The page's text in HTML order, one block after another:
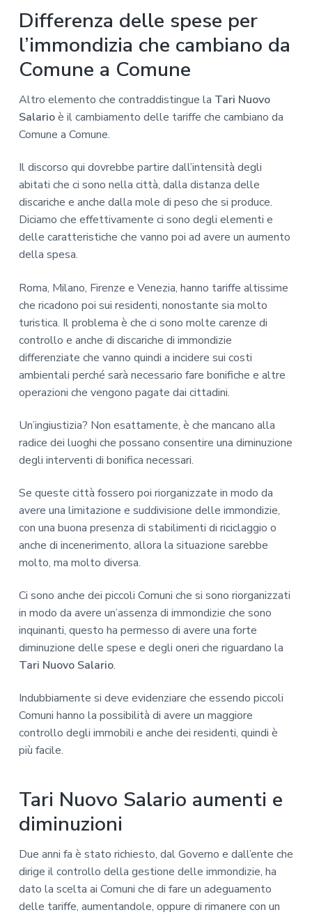
Differenza delle spese per
l’immondizia che cambiano da
Comune a Comune
Altro elemento che contraddistingue la Tari Nuovo
Salarioè il cambiamento delle tariffe che cambiano da
Comune a Comune.
Il discorso qui dovrebbe partire dall’intensità degli
abitati che ci sono nella città, dalla distanza delle
discariche e anche dalla mole di peso che si produce.
Diciamo che effettivamente ci sono degli elementi e
delle caratteristiche che vanno poi ad avere un aumento
della spesa.
Roma, Milano, Firenze e Venezia, hanno tariffe altissime
che ricadono poi sui residenti, nonostante sia molto
turistica. Il problema è che ci sono molte carenze di
controllo e anche di discariche di immondizie
differenziate che vanno quindi a incidere sui costi
ambientali perché sarà necessario fare bonifiche e altre
operazioni che vengono pagate dai cittadini.
Un’ingiustizia? Non esattamente, è che mancano alla
radice dei luoghi che possano consentire una diminuzione
degli interventi di bonifica necessari.
Se queste città fossero poi riorganizzate in modo da
avere una limitazione e suddivisione delle immondizie,
con una buona presenza di stabilimenti di riciclaggio o
anche di incenerimento, allora la situazione sarebbe
molto, ma molto diversa.
Ci sono anche dei piccoli Comuni che si sono riorganizzati
in modo da avere un’assenza di immondizie che sono
inquinanti, questo ha permesso di avere una forte
diminuzione delle spese e degli oneri che riguardano la
Tari Nuovo Salario.
Indubbiamente si deve evidenziare che essendo piccoli
Comuni hanno la possibilità di avere un maggiore
controllo degli immobili e anche dei residenti, quindi è
più facile.
Tari Nuovo Salario aumenti e
diminuzioni
Due anni fa è stato richiesto, dal Governo e dall’ente che
dirige il controllo della gestione delle immondizie, ha
dato la scelta ai Comuni che di fare un adeguamento
delle tariffe, aumentandole, oppure di rimanere con un